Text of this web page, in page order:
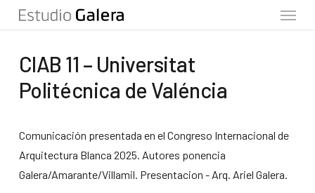
Skip
content
Menu
CIAB 11 – Universitat
Politécnica de Valéncia
Comunicación presentada en el Congreso Internacional de
Arquitectura Blanca 2025. Autores ponencia
Galera/Amarante/Villamil. Presentacion - Arq. Ariel Galera.